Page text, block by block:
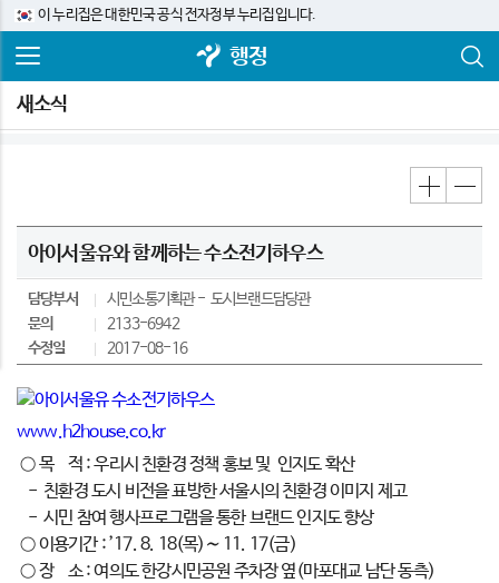
이 누리집은 대한민국 공식 전자정부 누리집입니다.
행정
새소식
아이서울유와 함께하는 수소전기하우스
담당부서 시민소통기획관
도시브랜드담당관
문의
2133-6942
수정일
2017-08-16
www.h2house.co.kr
○ 목 적 : 우리시 친환경 정책 홍보 및 인지도 확산
- 친환경 도시 비전을 표방한 서울시의 친환경 이미지 제고
- 시민 참여 행사프로그램을 통한 브랜드 인지도 향상
○ 이용기간 : ’17. 8. 18(목)∼ 11. 17(금)
○ 장 소 : 여의도 한강시민공원 주차장 옆(마포대교 남단 동측)